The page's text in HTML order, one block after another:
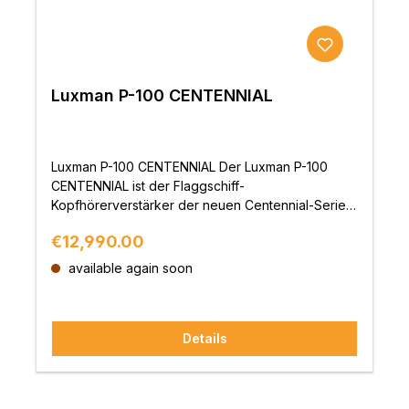
Luxman P-100 CENTENNIAL
Luxman P-100 CENTENNIAL Der Luxman P-100
CENTENNIAL ist der Flaggschiff-
Kopfhörerverstärker der neuen Centennial-Serie
entwickelt. Er steht für eine Kopfhörerwiedergabe,
die nicht auf Effekte, sondern auf Ruhe, Dichte,
Verstärkerblöcken, der neuen LIFES-
Gegenkopplungs-Engine, der LECUA-EX-
Lautstärkeregelung und einem aufwändig
getrennten Netzteil verbindet er technische
Regular price:
€12,990.00
available again soon
Details